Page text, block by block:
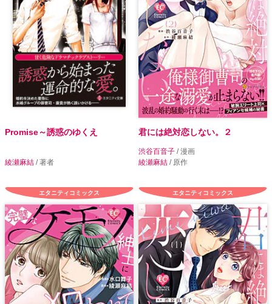
Promise～誘惑のゆくえ
綾瀬麻結 / 著者
君には絶対恋しない。２
渋谷百音子 / 漫画
綾瀬麻結 / 原作
エタニティコミックス エタニティコミックス